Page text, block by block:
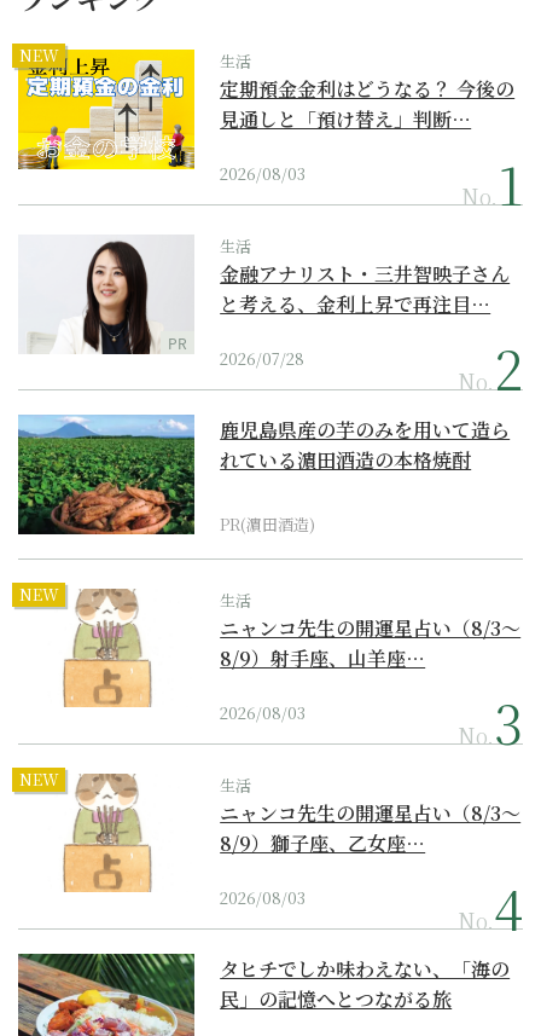
NEW 生活
定期預金金利はどうなる？ 今後の
見通しと「預け替え」判断…
2026/08/03
No.
PR
生活
金融アナリスト・三井智映子さん
と考える、金利上昇で再注目…
2026/07/28
No.
鹿児島県産の芋のみを用いて造ら
れている濵田酒造の本格焼酎
PR(濵田酒造)
NEW 生活
ニャンコ先生の開運星占い（8/3～
8/9）射手座、山羊座…
2026/08/03
No.
NEW 生活
ニャンコ先生の開運星占い（8/3～
8/9）獅子座、乙女座…
2026/08/03
No.
タヒチでしか味わえない、「海の
民」の記憶へとつながる旅